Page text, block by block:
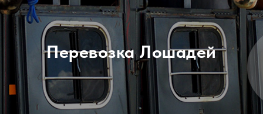
Перевозка Лошадей